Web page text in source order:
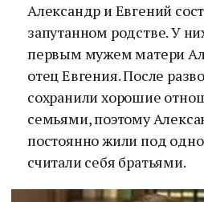
Александр и Евгений
запутанном родстве. У
первым мужем матери
отец Евгения. После
сохранили хорошие
семьями, поэтому
постоянно жили под
считали себя братьями.